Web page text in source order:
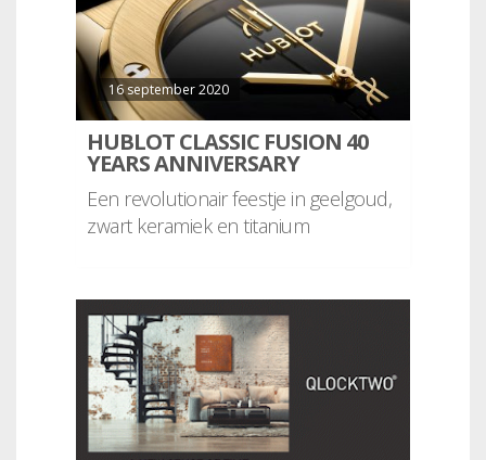
16 september 2020
HUBLOT CLASSIC FUSION 40
YEARS ANNIVERSARY
Een revolutionair feestje in geelgoud,
zwart keramiek en titanium